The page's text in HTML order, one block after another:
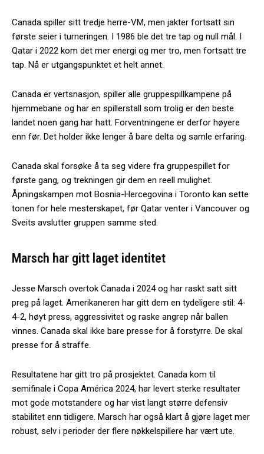
Canada spiller sitt tredje herre-VM, men jakter fortsatt sin
første seier i turneringen. I 1986 ble det tre tap og null mål. I
Qatar i 2022 kom det mer energi og mer tro, men fortsatt tre
tap. Nå er utgangspunktet et helt annet.
Canada er vertsnasjon, spiller alle gruppespillkampene på
hjemmebane og har en spillerstall som trolig er den beste
landet noen gang har hatt. Forventningene er derfor høyere
enn før. Det holder ikke lenger å bare delta og samle erfaring.
Canada skal forsøke å ta seg videre fra gruppespillet for
første gang, og trekningen gir dem en reell mulighet.
Åpningskampen mot Bosnia-Hercegovina i Toronto kan sette
tonen for hele mesterskapet, før Qatar venter i Vancouver og
Sveits avslutter gruppen samme sted.
Marsch har gitt laget identitet
Jesse Marsch overtok Canada i 2024 og har raskt satt sitt
preg på laget. Amerikaneren har gitt dem en tydeligere stil: 4-
4-2, høyt press, aggressivitet og raske angrep når ballen
vinnes. Canada skal ikke bare presse for å forstyrre. De skal
presse for å straffe.
Resultatene har gitt tro på prosjektet. Canada kom til
semifinale i Copa América 2024, har levert sterke resultater
mot gode motstandere og har vist langt større defensiv
stabilitet enn tidligere. Marsch har også klart å gjøre laget mer
robust, selv i perioder der flere nøkkelspillere har vært ute.